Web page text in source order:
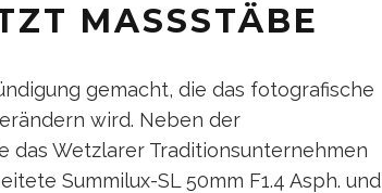
MASSSTÄBE
gemacht, die das fotografische
wird. Neben der
das Wetzlarer Traditionsunternehmen
Summilux-SL 50mm F1.4 Asph. und